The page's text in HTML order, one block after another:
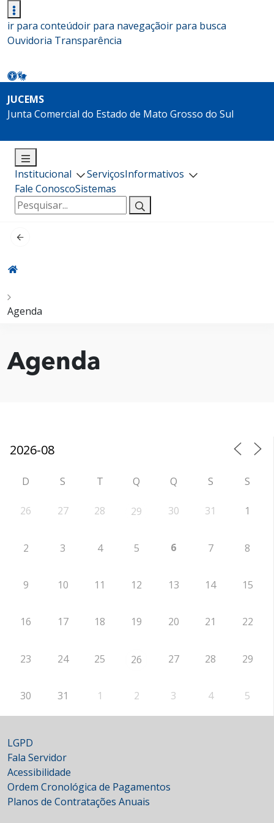
ir para conteúdoir para navegaçãoir para busca
Ouvidoria Transparência
JUCEMS
Junta Comercial do Estado de Mato Grosso do Sul
Institucional ServiçosInformativos
Fale ConoscoSistemas
Pesquisar
por:
Agenda
Agenda
D S T Q Q S S
26 27 28 29 30 31 1
2 3 4 5 6 7 8
9 10 11 12 13 14 15
16 17 18 19 20 21 22
23 24 25 26 27 28 29
30 31 1 2 3 4 5
LGPD
Fala Servidor
Acessibilidade
Ordem Cronológica de Pagamentos
Planos de Contratações Anuais